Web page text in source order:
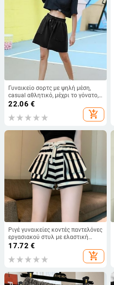
Γυναικείο σορτς με ψηλή μέση,
casual αθλητικό, μέχρι το γόνατο,
πολυεστέρας, κορδόνι, κομψό
22.06 €
add_shopping_cart
Ριγέ γυναικείες κοντές παντελόνες
εργασιακού στυλ με ελαστική
μέση, χαλαρή γραμμή, φαρδιά Α-
γραμμή για καλοκαίρι, αθλητικό
στυλ.
17.72 €
add_shopping_cart